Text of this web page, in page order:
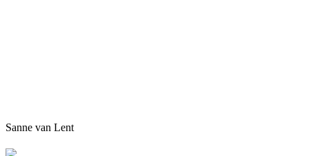
Sanne van Lent